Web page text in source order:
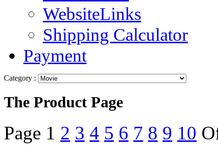
WebsiteLinks
Shipping Calculator
Payment
Category :
The Product Page
Page 1 2 3 4 5 6 7 8 9 10